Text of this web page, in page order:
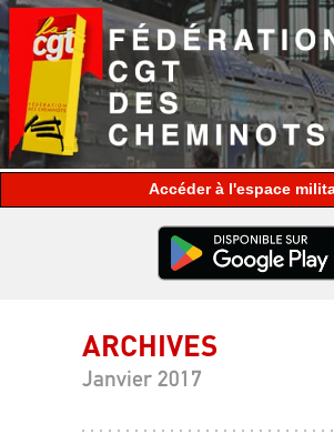
espace
ARCHIVES
Janvier 2017